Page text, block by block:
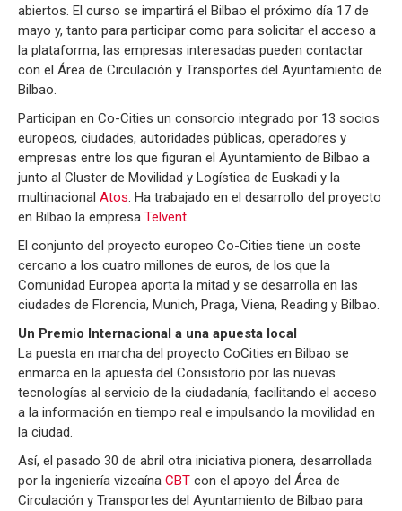
abiertos. El curso se impartirá el Bilbao el próximo día 17 de
mayo y, tanto para participar como para solicitar el acceso a
la plataforma, las empresas interesadas pueden contactar
con el Área de Circulación y Transportes del Ayuntamiento de
Bilbao.
Participan en Co-Cities un consorcio integrado por 13 socios
europeos, ciudades, autoridades públicas, operadores y
empresas entre los que figuran el Ayuntamiento de Bilbao a
junto al Cluster de Movilidad y Logística de Euskadi y la
multinacional Atos. Ha trabajado en el desarrollo del proyecto
en Bilbao la empresa Telvent.
El conjunto del proyecto europeo Co-Cities tiene un coste
cercano a los cuatro millones de euros, de los que la
Comunidad Europea aporta la mitad y se desarrolla en las
ciudades de Florencia, Munich, Praga, Viena, Reading y Bilbao.
Un Premio Internacional a una apuesta local
La puesta en marcha del proyecto CoCities en Bilbao se
enmarca en la apuesta del Consistorio por las nuevas
tecnologías al servicio de la ciudadanía, facilitando el acceso
a la información en tiempo real e impulsando la movilidad en
la ciudad.
Así, el pasado 30 de abril otra iniciativa pionera, desarrollada
por la ingeniería vizcaína CBT con el apoyo del Área de
Circulación y Transportes del Ayuntamiento de Bilbao para